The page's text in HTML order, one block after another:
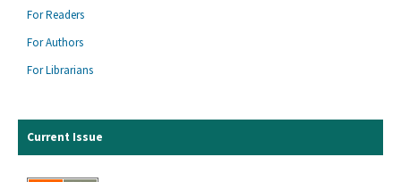
For Readers
For Authors
For Librarians
Current Issue